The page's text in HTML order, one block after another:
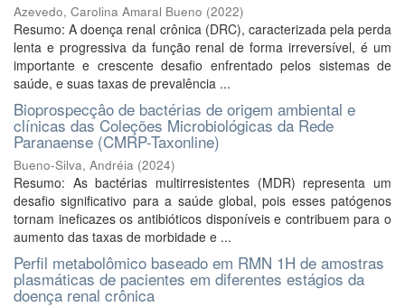
Azevedo, Carolina Amaral Bueno (2022)
Resumo: A doença renal crônica (DRC), caracterizada pela perda
lenta e progressiva da função renal de forma irreversível, é um
importante e crescente desafio enfrentado pelos sistemas de
saúde, e suas taxas de prevalência ...
Bioprospecçâo de bactérias de origem ambiental e
clínicas das Coleções Microbiológicas da Rede
Paranaense (CMRP-Taxonline)
Bueno-Silva, Andréia (2024)
Resumo: As bactérias multirresistentes (MDR) representa um
desafio significativo para a saúde global, pois esses patógenos
tornam ineficazes os antibióticos disponíveis e contribuem para o
aumento das taxas de morbidade e ...
Perfil metabolômico baseado em RMN 1H de amostras
plasmáticas de pacientes em diferentes estágios da
doença renal crônica